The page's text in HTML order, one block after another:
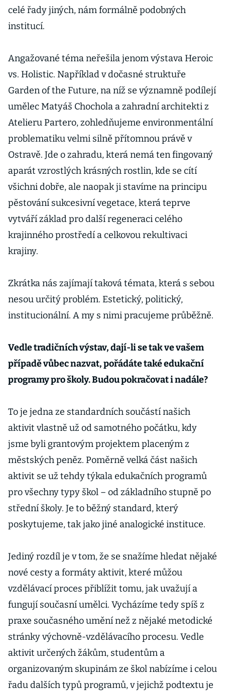
celé řady jiných, nám formálně podobných
institucí.
Angažované téma neřešila jenom výstava Heroic
vs. Holistic. Například v dočasné struktuře
Garden of the Future, na níž se významně podílejí
umělec Matyáš Chochola a zahradní architekti z
Atelieru Partero, zohledňujeme environmentální
problematiku velmi silně přítomnou právě v
Ostravě. Jde o zahradu, která nemá ten fingovaný
aparát vzrostlých krásných rostlin, kde se cítí
všichni dobře, ale naopak ji stavíme na principu
pěstování sukcesivní vegetace, která teprve
vytváří základ pro další regeneraci celého
krajinného prostředí a celkovou rekultivaci
krajiny.
Zkrátka nás zajímají taková témata, která s sebou
nesou určitý problém. Estetický, politický,
institucionální. A my s nimi pracujeme průběžně.
Vedle tradičních výstav, dají-li se tak ve vašem
případě vůbec nazvat, pořádáte také edukační
programy pro školy. Budou pokračovat i nadále?
To je jedna ze standardních součástí našich
aktivit vlastně už od samotného počátku, kdy
jsme byli grantovým projektem placeným z
městských peněz. Poměrně velká část našich
aktivit se už tehdy týkala edukačních programů
pro všechny typy škol – od základního stupně po
střední školy. Je to běžný standard, který
poskytujeme, tak jako jiné analogické instituce.
Jediný rozdíl je v tom, že se snažíme hledat nějaké
nové cesty a formáty aktivit, které můžou
vzdělávací proces přiblížit tomu, jak uvažují a
fungují současní umělci. Vycházíme tedy spíš z
praxe současného umění než z nějaké metodické
stránky výchovně-vzdělávacího procesu. Vedle
aktivit určených žákům, studentům a
organizovaným skupinám ze škol nabízíme i celou
řadu dalších typů programů, v jejichž podtextu je